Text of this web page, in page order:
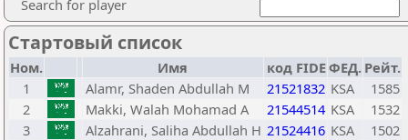
Search for player
Стартовый список
Ном. Имя код FIDEФЕД. Рейт.
1
Alamr, Shaden Abdullah M 21521832 KSA
1585
2
Makki, Walah Mohamad A 21544514 KSA
1532
3
Alzahrani, Saliha Abdullah H 21524416 KSA
1502